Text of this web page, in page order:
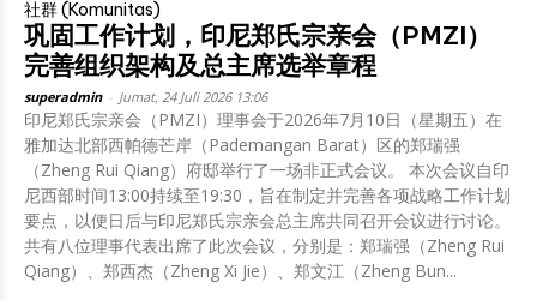
社群 (Komunitas)
巩固工作计划，印尼郑氏宗亲会（PMZI）
完善组织架构及总主席选举章程
superadmin Jumat, 24 Juli 2026 13:06
印尼郑氏宗亲会（PMZI）理事会于2026年7月10日（星期五）在
雅加达北部西帕德芒岸（Pademangan Barat）区的郑瑞强
（Zheng Rui Qiang）府邸举行了一场非正式会议。 本次会议自印
尼西部时间13:00持续至19:30，旨在制定并完善各项战略工作计划
要点，以便日后与印尼郑氏宗亲会总主席共同召开会议进行讨论。
共有八位理事代表出席了此次会议，分别是：郑瑞强（Zheng Rui
Qiang）、郑西杰（Zheng Xi Jie）、郑文江（Zheng Bun...